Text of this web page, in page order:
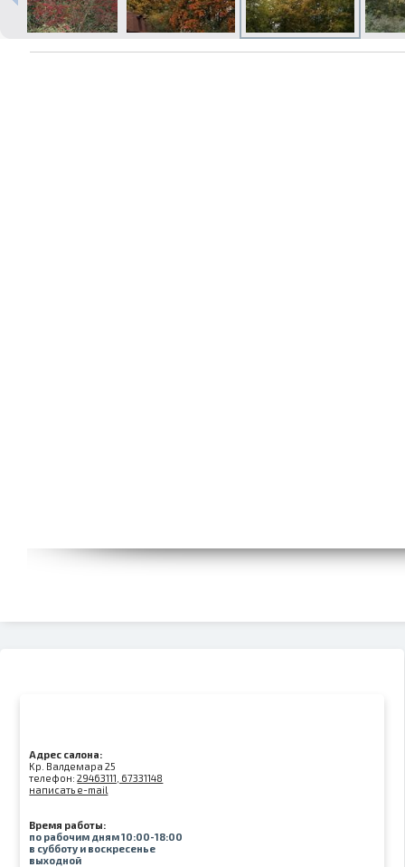
Печать в течение 1 часа в Риге –
Адрес салона:
Kр. Валдемара 25
телефон:29463111, 67331148
написать e-mail
Время работы:
по рабочим дням 10:00-18:00
в субботу и воскресенье
выходной